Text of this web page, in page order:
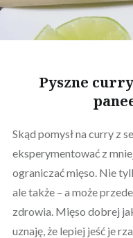
Pyszne
Skąd pomysł na curry z
eksperymentować z
ograniczać mięso. Nie
ale także – a może
zdrowia. Mięso dobrej
uznaję, że lepiej jeść je